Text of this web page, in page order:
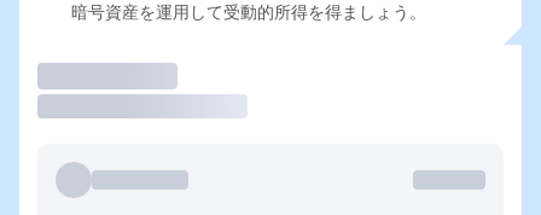
暗号資産を運用して受動的所得を得ましょう。